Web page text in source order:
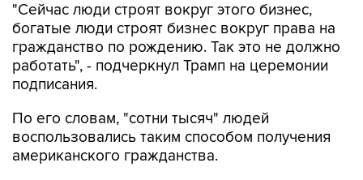
"Сейчас люди строят вокруг этого бизнес,
богатые люди строят бизнес вокруг права на
гражданство по рождению. Так это не должно
работать", - подчеркнул Трамп на церемонии
подписания.
По его словам, "сотни тысяч" людей
воспользовались таким способом получения
американского гражданства.